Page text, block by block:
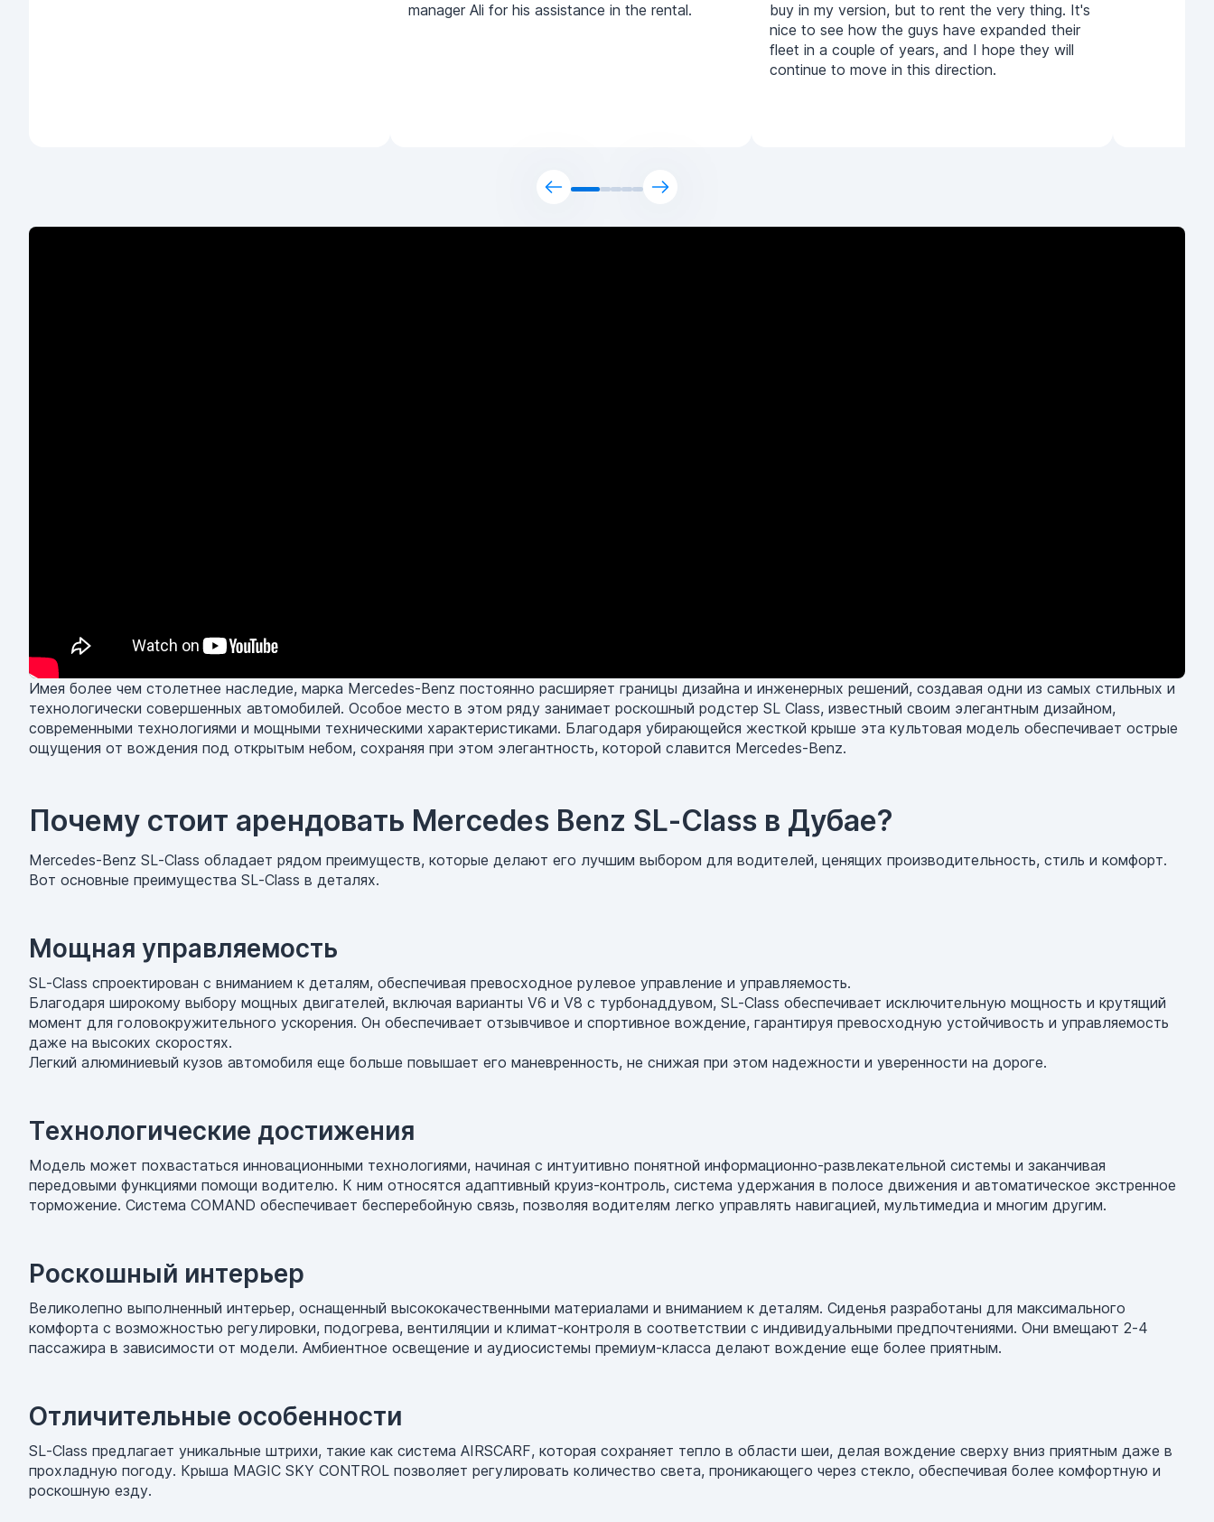
manager Ali for his assistance in the rental.
buy in my version, but to rent the very thing. It's
nice to see how the guys have expanded their
fleet in a couple of years, and I hope they will
continue to move in this direction.
Имея более чем столетнее наследие, марка Mercedes-Benz постоянно расширяет границы дизайна и инженерных решений, создавая одни из самых стильных и
технологически совершенных автомобилей. Особое место в этом ряду занимает роскошный родстер SL Class, известный своим элегантным дизайном,
современными технологиями и мощными техническими характеристиками. Благодаря убирающейся жесткой крыше эта культовая модель обеспечивает острые
ощущения от вождения под открытым небом, сохраняя при этом элегантность, которой славится Mercedes-Benz.
Почему стоит арендовать Mercedes Benz SL-Class в Дубае?
Mercedes-Benz SL-Class обладает рядом преимуществ, которые делают его лучшим выбором для водителей, ценящих производительность, стиль и комфорт.
Вот основные преимущества SL-Class в деталях.
Мощная управляемость
SL-Class спроектирован с вниманием к деталям, обеспечивая превосходное рулевое управление и управляемость.
Благодаря широкому выбору мощных двигателей, включая варианты V6 и V8 с турбонаддувом, SL-Class обеспечивает исключительную мощность и крутящий
момент для головокружительного ускорения. Он обеспечивает отзывчивое и спортивное вождение, гарантируя превосходную устойчивость и управляемость
даже на высоких скоростях.
Легкий алюминиевый кузов автомобиля еще больше повышает его маневренность, не снижая при этом надежности и уверенности на дороге.
Технологические достижения
Модель может похвастаться инновационными технологиями, начиная с интуитивно понятной информационно-развлекательной системы и заканчивая
передовыми функциями помощи водителю. К ним относятся адаптивный круиз-контроль, система удержания в полосе движения и автоматическое экстренное
торможение. Система COMAND обеспечивает бесперебойную связь, позволяя водителям легко управлять навигацией, мультимедиа и многим другим.
Роскошный интерьер
Великолепно выполненный интерьер, оснащенный высококачественными материалами и вниманием к деталям. Сиденья разработаны для максимального
комфорта с возможностью регулировки, подогрева, вентиляции и климат-контроля в соответствии с индивидуальными предпочтениями. Они вмещают 2-4
пассажира в зависимости от модели. Амбиентное освещение и аудиосистемы премиум-класса делают вождение еще более приятным.
Отличительные особенности
SL-Class предлагает уникальные штрихи, такие как система AIRSCARF, которая сохраняет тепло в области шеи, делая вождение сверху вниз приятным даже в
прохладную погоду. Крыша MAGIC SKY CONTROL позволяет регулировать количество света, проникающего через стекло, обеспечивая более комфортную и
роскошную езду.